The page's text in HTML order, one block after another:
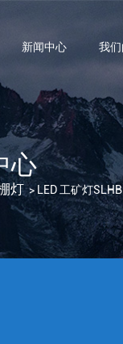
新闻中心 我
心
灯> LED 工矿灯